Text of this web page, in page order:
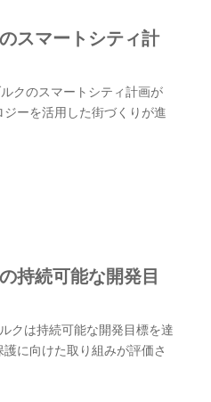
スマートシティ計
クのスマートシティ計画が
ーを活用した街づくりが進
持続可能な開発目
クは持続可能な開発目標を達
に向けた取り組みが評価さ